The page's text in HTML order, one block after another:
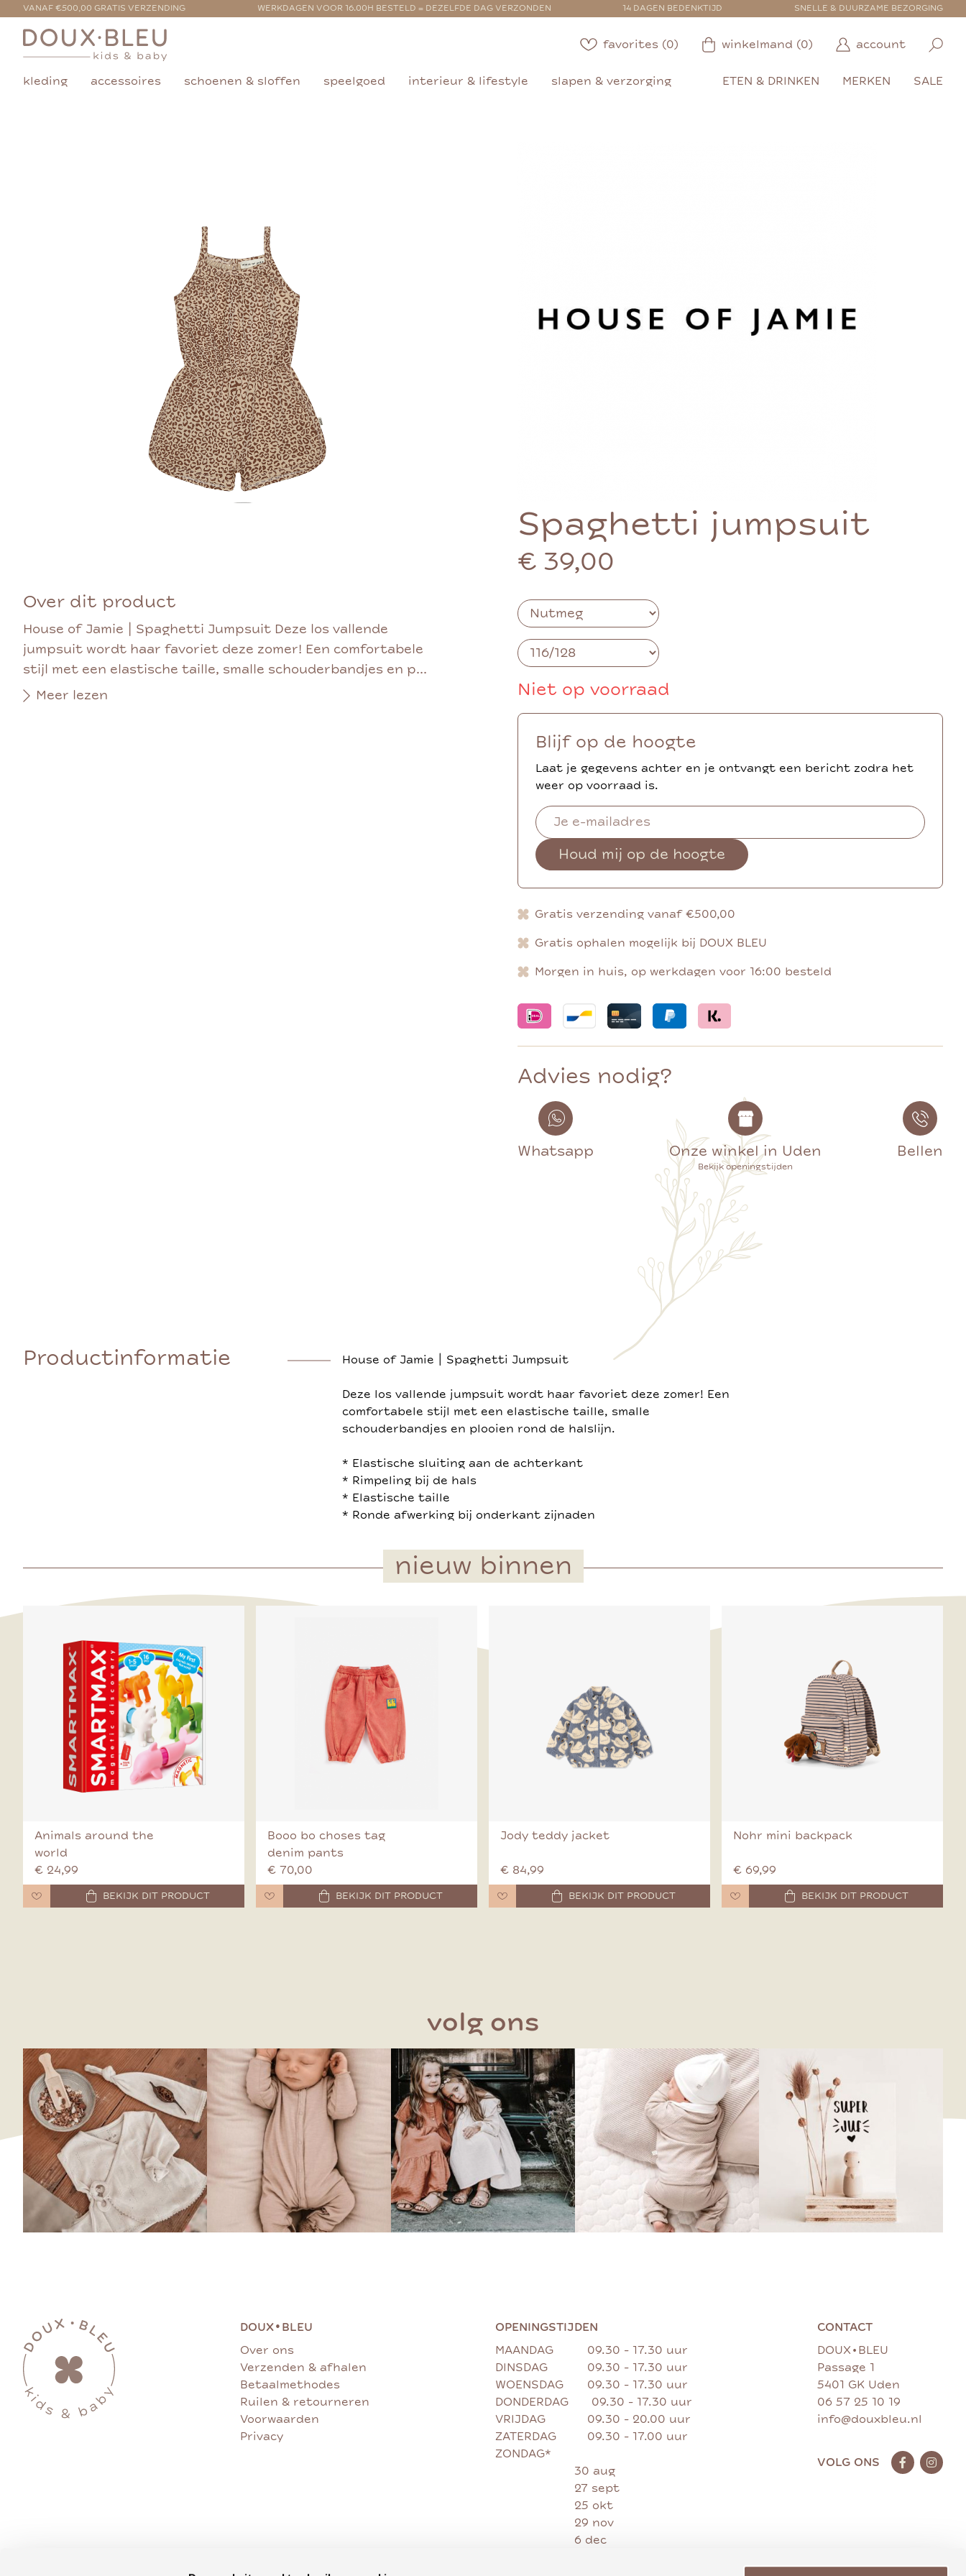
VANAF €500,00 GRATIS VERZENDING WERKDAGEN VOOR 16.00H BESTELD = DEZELFDE DAG VERZONDEN 14 DAGEN BEDENKTIJD SNELLE & DUURZAME BEZORGING
favorites (0) winkelmand (0) account
kleding accessoires schoenen & sloffen speelgoed interieur & lifestyle slapen & verzorging ETEN & DRINKEN MERKEN SALE
Over dit product
House of Jamie | Spaghetti Jumpsuit Deze los vallende
jumpsuit wordt haar favoriet deze zomer! Een comfortabele
stijl met een elastische taille, smalle schouderbandjes en p...
Meer lezen
Spaghetti jumpsuit
€ 39,00
Niet op voorraad
Blijf op de hoogte
Laat je gegevens achter en je ontvangt een bericht zodra het
weer op voorraad is.
Houd mij op de hoogte
Gratis verzending vanaf €500,00
Gratis ophalen mogelijk bij DOUX BLEU
Morgen in huis, op werkdagen voor 16:00 besteld
Advies nodig?
Whatsapp Onze winkel in Uden
Bekijk openingstijden
Bellen
Productinformatie House of Jamie | Spaghetti Jumpsuit
Deze los vallende jumpsuit wordt haar favoriet deze zomer! Een
comfortabele stijl met een elastische taille, smalle
schouderbandjes en plooien rond de halslijn.
* Elastische sluiting aan de achterkant
* Rimpeling bij de hals
* Elastische taille
* Ronde afwerking bij onderkant zijnaden
nieuw binnen
Animals around the
world
€ 24,99
BEKIJK DIT PRODUCT
Booo bo choses tag
denim pants
€ 70,00
BEKIJK DIT PRODUCT
Jody teddy jacket
€ 84,99
BEKIJK DIT PRODUCT
Nohr mini backpack
€ 69,99
BEKIJK DIT PRODUCT
volg ons
DOUX• BLEU
Over ons
Verzenden & afhalen
Betaalmethodes
Ruilen & retourneren
Voorwaarden
Privacy
OPENINGSTIJDEN
MAANDAG
09.30 - 17.30 uur
DINSDAG
09.30 - 17.30 uur
WOENSDAG
09.30 - 17.30 uur
DONDERDAG
09.30 - 17.30 uur
VRIJDAG
09.30 - 20.00 uur
ZATERDAG
09.30 - 17.00 uur
ZONDAG*
30 aug
27 sept
25 okt
29 nov
6 dec
CONTACT
DOUX • BLEU
Passage 1
5401 GK Uden
06 57 25 10 19
info@douxbleu.nl
VOLG ONS